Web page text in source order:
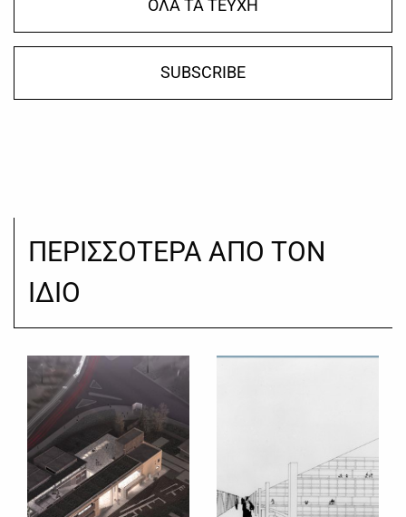
ΟΛΑ ΤΑ ΤΕΥΧΗ
SUBSCRIBE
ΠΕΡΙΣΣΟΤΕΡΑ ΑΠΟ ΤΟΝ
ΙΔΙΟ